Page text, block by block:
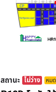
สถานะ ไม่ว่าง หม